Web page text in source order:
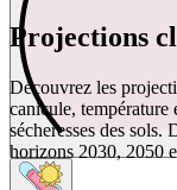
Projections
Découvrez les
canicule, température
sécheresses des sols.
horizons 2030, 2050